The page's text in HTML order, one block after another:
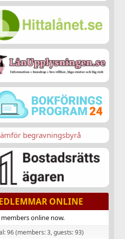
ONLINE
online now.
96 (members: 3, guests: 93)